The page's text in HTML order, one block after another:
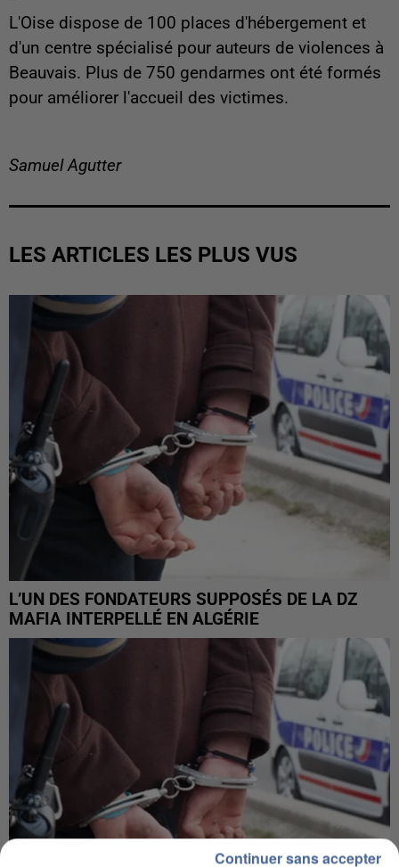
L'Oise dispose de 100 places d'hébergement et
d'un centre spécialisé pour auteurs de violences à
Beauvais. Plus de 750 gendarmes ont été formés
pour améliorer l'accueil des victimes.
Samuel Agutter
LES ARTICLES LES PLUS VUS
L’UN DES FONDATEURS SUPPOSÉS DE LA DZ
MAFIA INTERPELLÉ EN ALGÉRIE
Continuer sans accepter